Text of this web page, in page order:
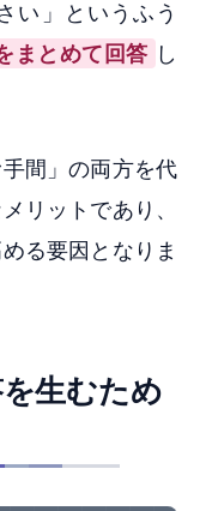
い」というふう
まとめて回答 し
間」の両方を代
リットであり、
る要因となりま
生むため